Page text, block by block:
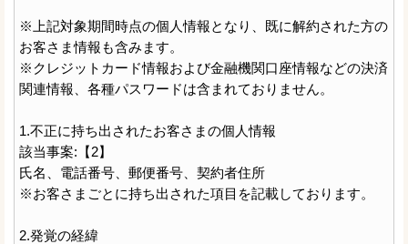
※上記対象期間時点の個人情報となり、既に解約された方の
お客さま情報も含みます。
※クレジットカード情報および金融機関口座情報などの決済
関連情報、各種パスワードは含まれておりません。
1.不正に持ち出されたお客さまの個人情報
該当事案:【2】
氏名、電話番号、郵便番号、契約者住所
※お客さまごとに持ち出された項目を記載しております。
2.発覚の経緯